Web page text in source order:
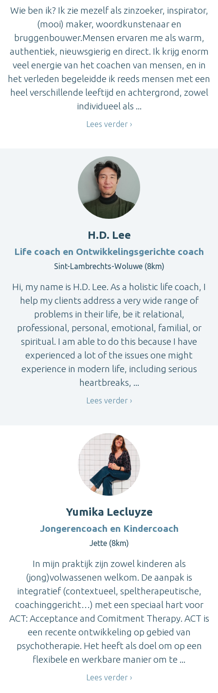
Wie ben ik? Ik zie mezelf als zinzoeker, inspirator,
(mooi) maker, woordkunstenaar en
bruggenbouwer.Mensen ervaren me als warm,
authentiek, nieuwsgierig en direct. Ik krijg enorm
veel energie van het coachen van mensen, en in
het verleden begeleidde ik reeds mensen met een
heel verschillende leeftijd en achtergrond, zowel
individueel als ...
Lees verder
H.D. Lee
Life coach en Ontwikkelingsgerichte coach
Sint-Lambrechts-Woluwe (8km)
Hi, my name is H.D. Lee. As a holistic life coach, I
help my clients address a very wide range of
problems in their life, be it relational,
professional, personal, emotional, familial, or
spiritual. I am able to do this because I have
experienced a lot of the issues one might
experience in modern life, including serious
heartbreaks, ...
Lees verder
Yumika Lecluyze
Jongerencoach en Kindercoach
Jette (8km)
In mijn praktijk zijn zowel kinderen als
(jong)volwassenen welkom. De aanpak is
integratief (contextueel, speltherapeutische,
coachinggericht…) met een speciaal hart voor
ACT: Acceptance and Comitment Therapy. ACT is
een recente ontwikkeling op gebied van
psychotherapie. Het heeft als doel om op een
flexibele en werkbare manier om te ...
Lees verder